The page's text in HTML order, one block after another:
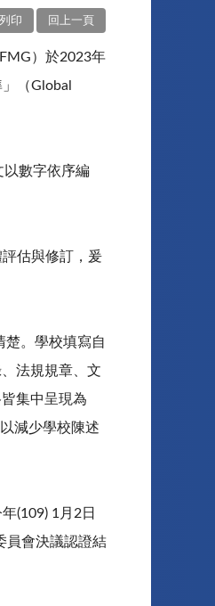
回上一頁
印
）於2023年
（Global
以數字依序編
估與修訂，爰
楚。學校填寫自
法規規章、文
集中呈現為
減少學校陳述
(109) 1月2日
員會決議認證結